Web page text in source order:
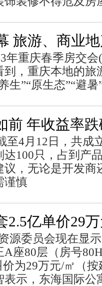
旅游、商业
年重庆春季房交
，重庆本地的旅
生”“原生态”“避
前 年收益率跌
至4月12日，共成
100只，占到产
，无论是开发商
谨慎
2.5亿单价29
委员会现在显示
座80层（房号
为29万元/㎡（
示，东海国际公